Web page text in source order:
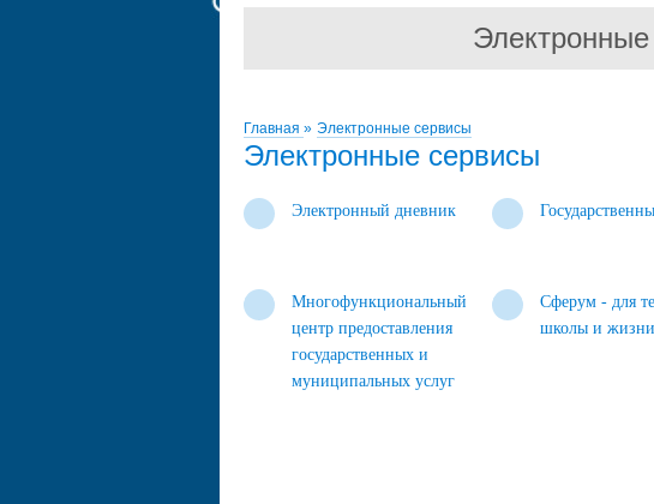
Главная » Электронные сервисы
Электронные сервисы
Электронный дневник
Многофункциональный
центр предоставления
государственных и
муниципальных услуг
Сферум - для
школы и